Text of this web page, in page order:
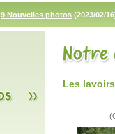
9 Nouvelles photos (2023/02/
Les